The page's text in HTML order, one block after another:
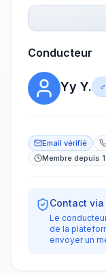
Conducteur
Yy Y.
Email vérifié
Membre depuis
Contact
Le
de la
envoyer un